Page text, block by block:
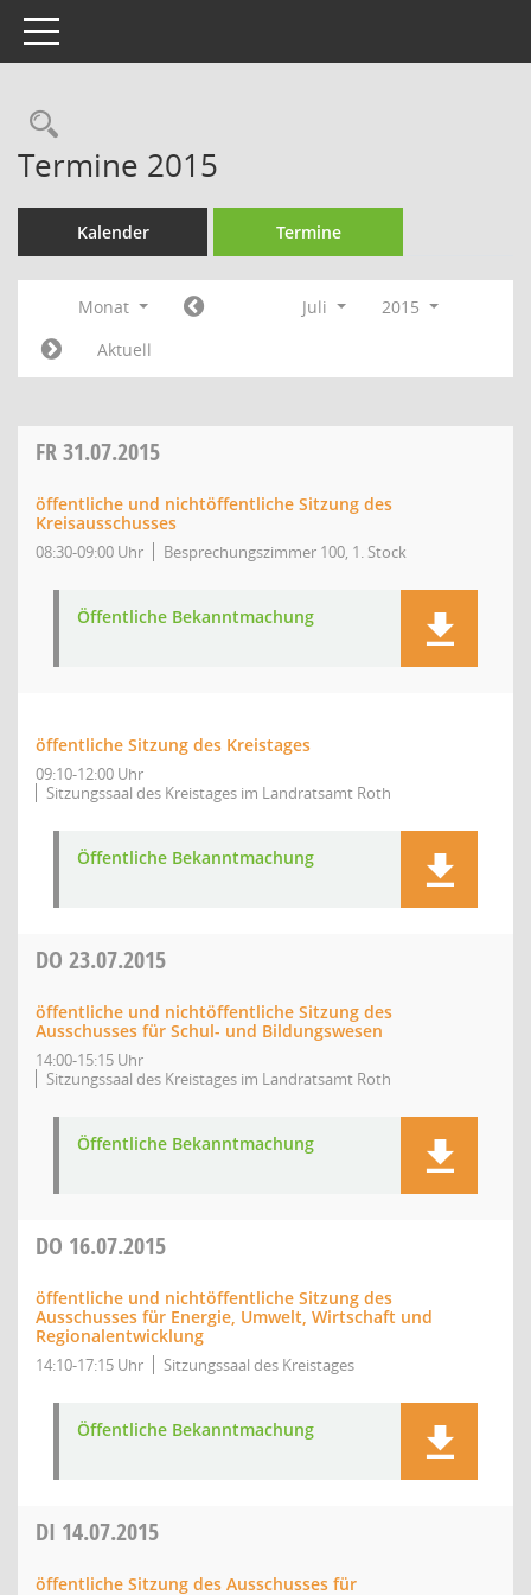
Toggle navigation
Rechercheauswahl
Termine 2015
Kalender Termine
Monat Juli
2015
Aktuell
FR31.07.2015
öffentliche und nichtöffentliche Sitzung des
Kreisausschusses
08:30-09:00 Uhr Besprechungszimmer 100, 1. Stock
Öffentliche Bekanntmachung
öffentliche Sitzung des Kreistages
09:10-12:00 Uhr
Sitzungssaal des Kreistages im Landratsamt Roth
Öffentliche Bekanntmachung
DO 23.07.2015
öffentliche und nichtöffentliche Sitzung des
Ausschusses für Schul- und Bildungswesen
14:00-15:15 Uhr
Sitzungssaal des Kreistages im Landratsamt Roth
Öffentliche Bekanntmachung
DO 16.07.2015
öffentliche und nichtöffentliche Sitzung des
Ausschusses für Energie, Umwelt, Wirtschaft und
Regionalentwicklung
14:10-17:15 Uhr Sitzungssaal des Kreistages
Öffentliche Bekanntmachung
DI 14.07.2015
öffentliche Sitzung des Ausschusses für